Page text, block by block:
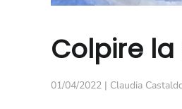
Colpire
01/04/2022 | Claudia